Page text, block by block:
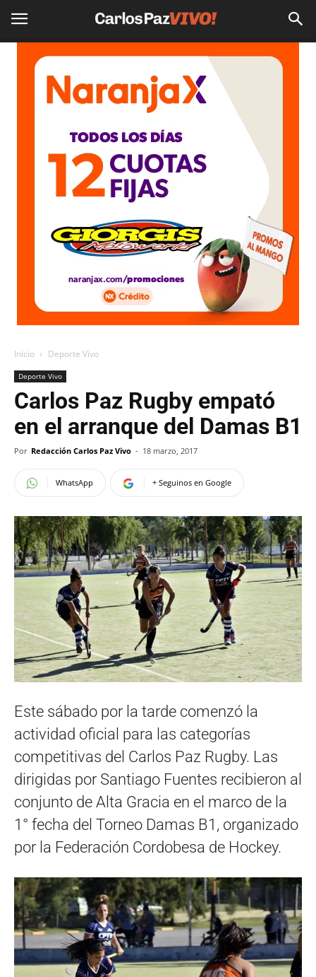
Inicio Deporte Vivo
Deporte Vivo
Carlos Paz Rugby empató
en el arranque del Damas B1
Por Redacción Carlos Paz Vivo - 18 marzo, 2017
WhatsApp + Seguinos en Google
Este sábado por la tarde comenzó la
actividad oficial para las categorías
competitivas del Carlos Paz Rugby. Las
dirigidas por Santiago Fuentes recibieron al
conjunto de Alta Gracia en el marco de la
1° fecha del Torneo Damas B1, organizado
por la Federación Cordobesa de Hockey.